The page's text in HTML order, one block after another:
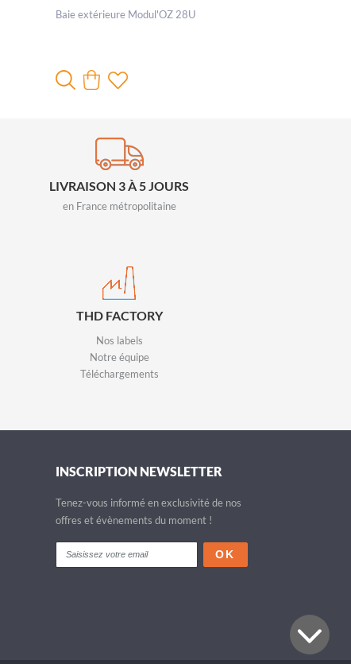
Baie extérieure Modul'OZ 28U
LIVRAISON 3 À 5 JOURS
en France métropolitaine
THD FACTORY
Nos labels
Notre équipe
Téléchargements
INSCRIPTION NEWSLETTER
Tenez-vous informé en exclusivité de nos
offres et évènements du moment !